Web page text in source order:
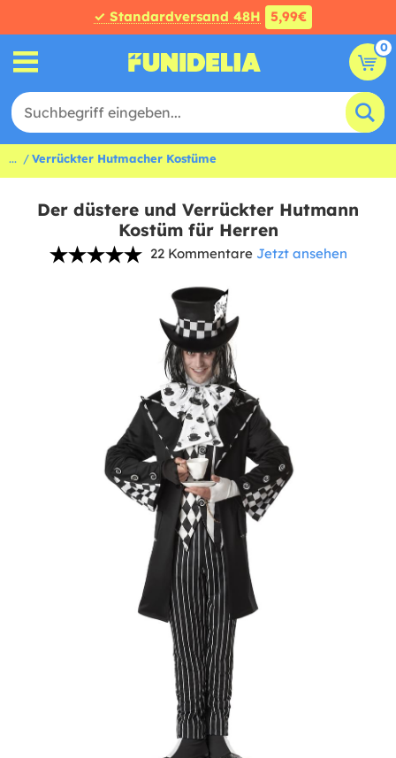
✓ Standardversand 48H 5,99€
0
... Verrückter Hutmacher Kostüme
Der düstere und Verrückter Hutmann
Kostüm für Herren
22 Kommentare Jetzt ansehen